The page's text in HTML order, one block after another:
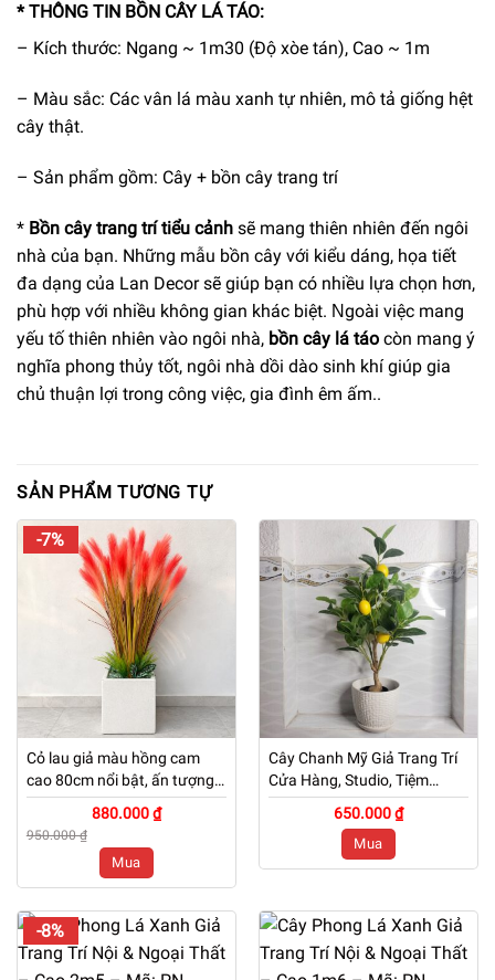
* THÔNG TIN BỒN CÂY LÁ TÁO:
– Kích thước: Ngang ~ 1m30 (Độ xòe tán), Cao ~ 1m
– Màu sắc: Các vân lá màu xanh tự nhiên, mô tả giống hệt
cây thật.
– Sản phẩm gồm: Cây + bồn cây trang trí
* Bồn cây trang trí tiểu cảnh sẽ mang thiên nhiên đến ngôi
nhà của bạn. Những mẫu bồn cây với kiểu dáng, họa tiết
đa dạng của Lan Decor sẽ giúp bạn có nhiều lựa chọn hơn,
phù hợp với nhiều không gian khác biệt. Ngoài việc mang
yếu tố thiên nhiên vào ngôi nhà, bồn cây lá táo còn mang ý
nghĩa phong thủy tốt, ngôi nhà dồi dào sinh khí giúp gia
chủ thuận lợi trong công việc, gia đình êm ấm..
SẢN PHẨM TƯƠNG TỰ
-7%
Cỏ lau giả màu hồng cam
cao 80cm nổi bật, ấn tượng
kèm chậu đá mài trắng
880.000 ₫
950.000 ₫
Mua
Cây Chanh Mỹ Giả Trang Trí
Cửa Hàng, Studio, Tiệm
Quán, Văn Phòng, Nhà Cửa
– Cao 60cm – Mã: PN-
650.000 ₫
Mua
-8%